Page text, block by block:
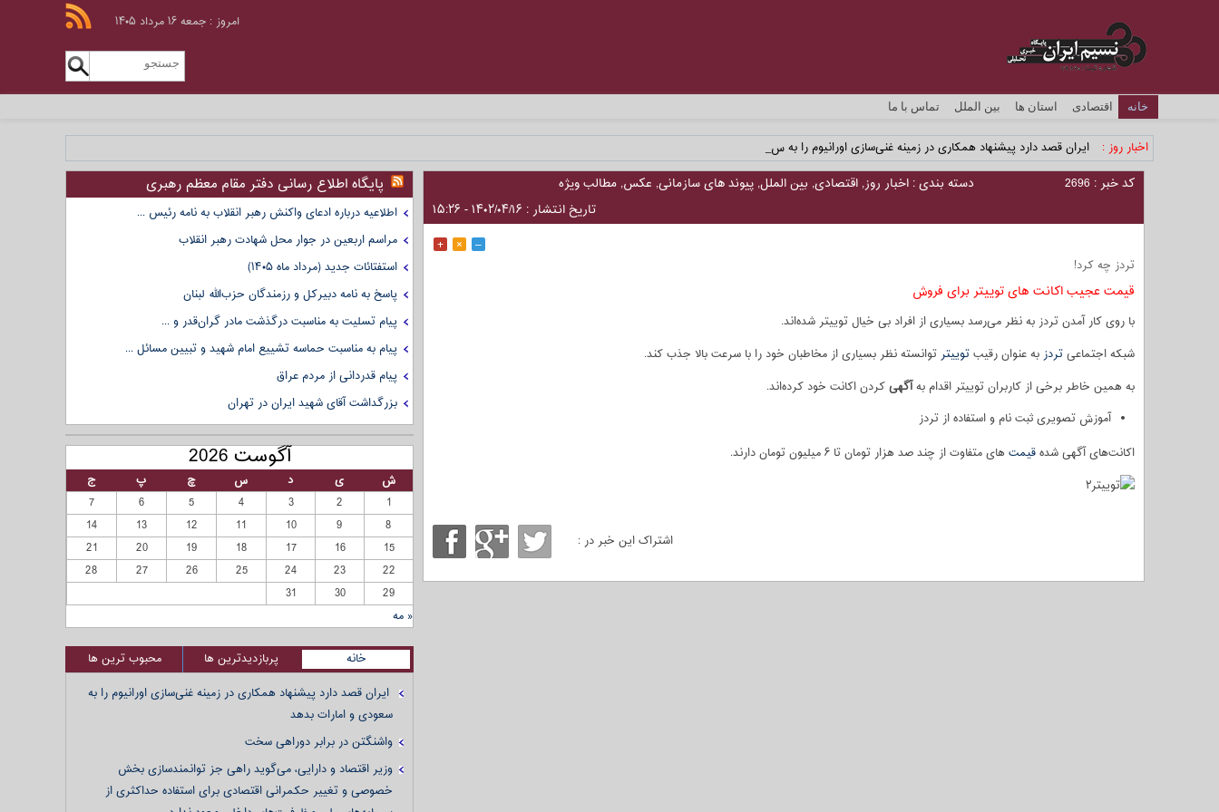
امروز : جمعه ۱۶ مرداد ۱۴۰۵
خانه اقتصادی استان ها بین الملل تماس با ما
اخبار روز : ایران قصد دارد پیشنهاد همکاری در زمینه غنی‌سازی اورانیوم را به سعو_
کد خبر : 2696 دسته بندی : اخبار روز, اقتصادی, بین الملل, پیوند های سازمانی, عکس, مطالب ویژه
تاریخ انتشار : ۱۴۰۲/۰۴/۱۶ - ۱۵:۲۶
–
×
+
تردز چه کرد!
قیمت عجیب اکانت های توییتر برای فروش
با روی کار آمدن تردز به نظر می‌رسد بسیاری از افراد بی خیال توییتر شده‌اند.
شبکه اجتماعی تردز به عنوان رقیب توییتر توانسته نظر بسیاری از مخاطبان خود را با سرعت بالا جذب کند.
به همین خاطر برخی از کاربران توییتر اقدام بهآگهی کردن اکانت خود کرده‌اند.
آموزش تصویری ثبت نام و استفاده از تردز
اکانت‌های آگهی شده قیمت های متفاوت از چند صد هزار تومان تا ۶ میلیون تومان دارند.
اشتراک این خبر در :
پایگاه اطلاع رسانی دفتر مقام معظم رهبری
اطلاعیه درباره ادعای واکنش رهبر انقلاب به نامه رئیس ...
مراسم اربعین در جوار محل شهادت رهبر انقلاب
استفتائات جدید (مرداد ماه ۱۴۰۵)
پاسخ به نامه دبیرکل و رزمندگان حزب‌الله لبنان
پیام تسلیت به مناسبت درگذشت مادر گران‌قدر و ...
پیام به مناسبت حماسه تشییع امام شهید و تبیین مسائل ...
پیام قدردانی از مردم عراق
بزرگداشت آقای شهید ایران در تهران
آگوست 2026
ش ی د س چ پ
ج
1
2
3
4
5
6
7
8
9
10
11
12
13
14
15
16
17
18
19
20
21
22
23
24
25
26
27
28
29
30
31
« مه
خانه پربازدیدترین ها
محبوب ترین ها
ایران قصد دارد پیشنهاد همکاری در زمینه غنی‌سازی اورانیوم را به
سعودی و امارات بدهد
واشنگتن در برابر دوراهی سخت
وزیر اقتصاد و دارایی، می‌گوید راهی جز توانمندسازی بخش
خصوصی و تغییر حکمرانی اقتصادی برای استفاده حداکثری از